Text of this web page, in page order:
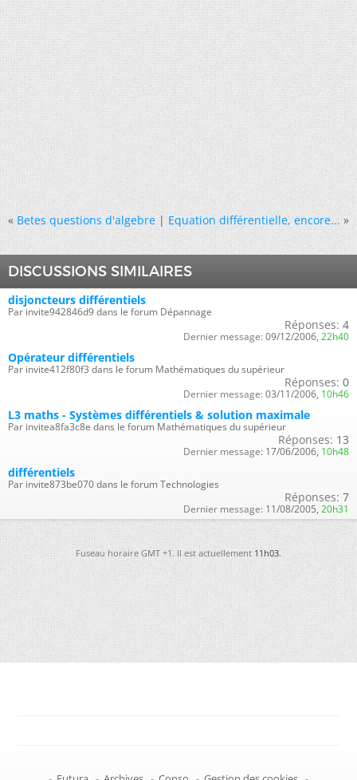
« Betes questions d'algebre|Equation différentielle, encore... »
DISCUSSIONS SIMILAIRES
disjoncteurs différentiels
Par invite942846d9 dans le forum Dépannage
Réponses: 4
Dernier message: 09/12/2006, 22h40
Opérateur différentiels
Par invite412f80f3 dans le forum Mathématiques du supérieur
Réponses: 0
Dernier message: 03/11/2006, 10h46
L3 maths - Systèmes différentiels & solution maximale
Par invitea8fa3c8e dans le forum Mathématiques du supérieur
Réponses: 13
Dernier message: 17/06/2006, 10h48
différentiels
Par invite873be070 dans le forum Technologies
Réponses: 7
Dernier message: 11/08/2005, 20h31
Fuseau horaire GMT +1. Il est actuellement11h03.